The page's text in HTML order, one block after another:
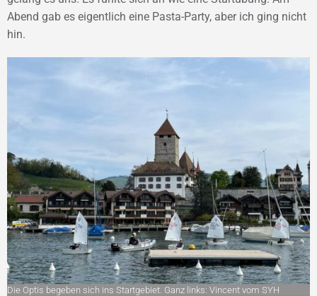
Abend gab es eigentlich eine Pasta-Party, aber ich ging nicht
hin.
Die Optis begeben sich ins Startgebiet. Ganz links: Vincent vom SYH